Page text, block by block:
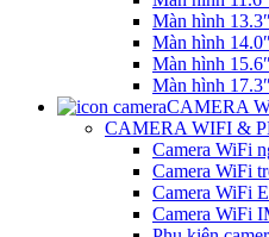
Màn hình 13.3″
Màn hình 14.0″
Màn hình 15.6″
Màn hình 17.3″
CAMERA
CAMERA WIFI &
Camera WiFi
Camera WiFi
Camera WiFi
Camera WiFi